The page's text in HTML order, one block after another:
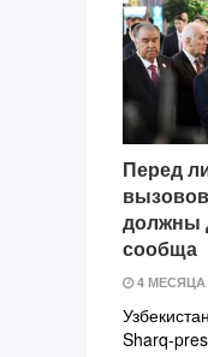
Перед
должны
сообща
4 МЕСЯЦА
Sharq-